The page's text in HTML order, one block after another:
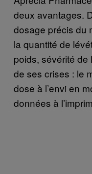
deux avantages.
dosage précis du
la quantité de
poids, sévérité de
de ses crises : le
dose à l’envi en
données à